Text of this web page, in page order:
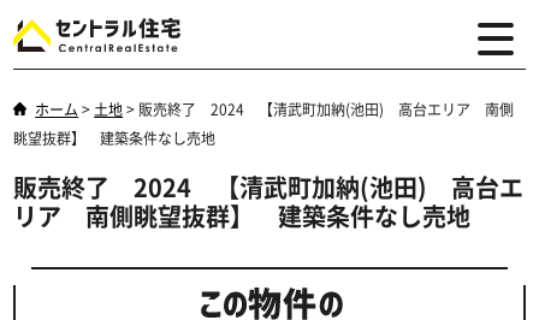
ホーム > 土地> 販売終了 2024 【清武町加納(池田) 高台エリア 南側
眺望抜群】 建築条件なし売地
販売終了 2024 【清武町加納(池田) 高台エ
リア 南側眺望抜群】 建築条件なし売地